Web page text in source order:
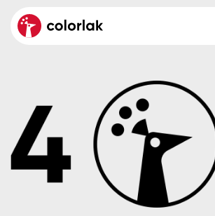
Velkoobchod Sortiment
Aktuality
Reference
O společnosti
Dřevo
Beton, asfalt, minerální
Colorlak Dekor
Colorlak Profi
Colorlak Pta